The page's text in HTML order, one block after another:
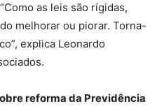
as leis são rígidas,
melhorar ou piorar. Torna-
explica Leonardo
reforma da Previdência